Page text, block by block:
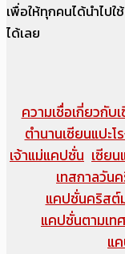
เพื่อให้ทุกคนได้นำไป
ได้เลย
ความเชื่อเกี่ยวกับ
ตำนานเซียนแปะโ
เจ้าแม่แคปชั่น เซียน
เทสกาลวัน
แคปชั่นคริสต์
แคปชั่นตามเท
แ